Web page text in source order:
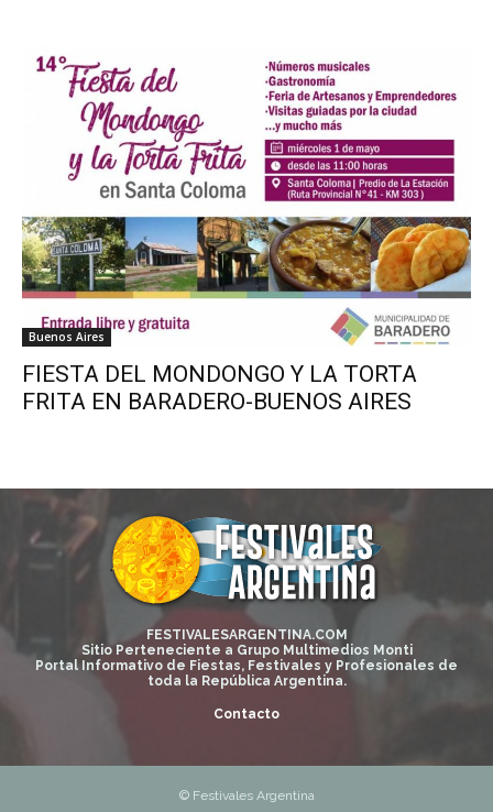
Buenos Aires
FIESTA DEL MONDONGO Y LA TORTA
FRITA EN BARADERO-BUENOS AIRES
FESTIVALESARGENTINA.COM
Sitio Perteneciente a Grupo Multimedios Monti
Portal Informativo de Fiestas, Festivales y Profesionales de
toda la República Argentina.
Contacto
© Festivales Argentina